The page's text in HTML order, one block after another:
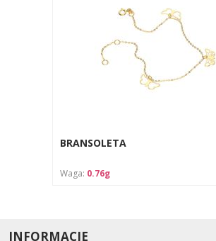
BRANSOLETA
Waga: 0.76g
INFORMACJE